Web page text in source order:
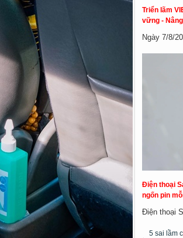
Triển lãm
vững -
Ngày 7/8/
Điện thoại
ngốn pin
Điện thoại
5 sai lầm